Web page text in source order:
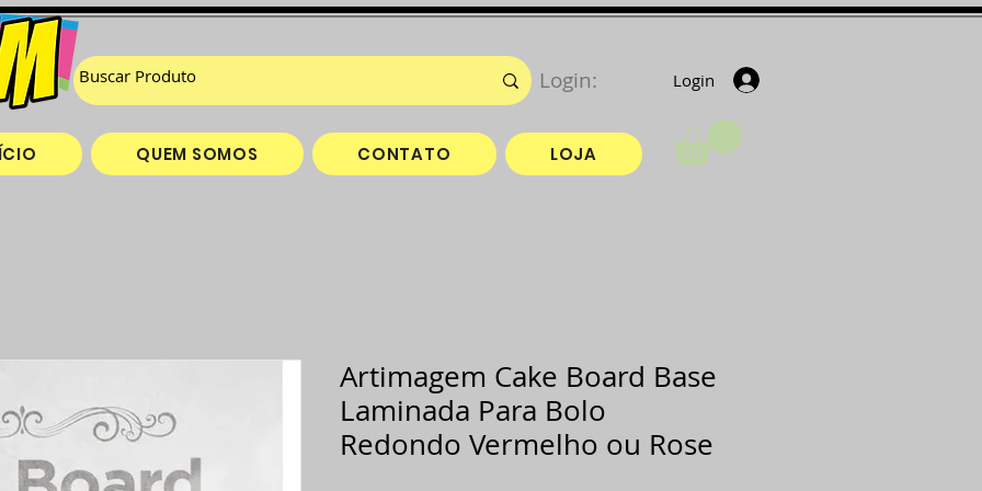
Login
QUEM SOMOS CONTATO LOJA
Login:
Artimagem Cake Board Base
Laminada Para Bolo
Redondo Vermelho ou Rose